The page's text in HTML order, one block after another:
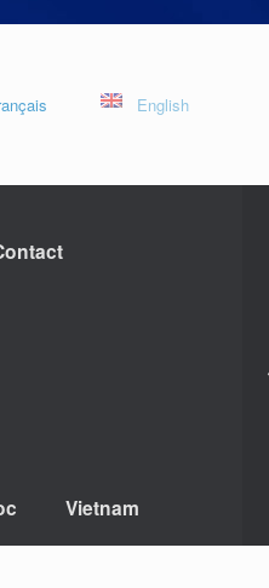
English
Vietnam